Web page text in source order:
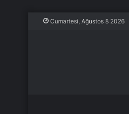
Cumartesi, Ağustos 8 2026